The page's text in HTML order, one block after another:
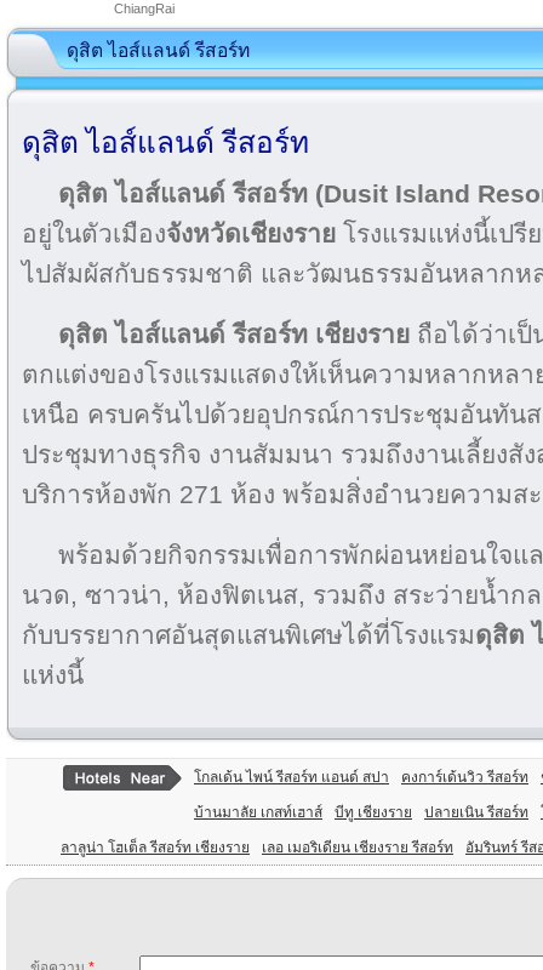
ChiangRai
ดุสิต ไอส์แลนด์ รีสอร์ท
ดุสิต ไอส์แลนด์ รีสอร์ท
ดุสิต ไอส์แลนด์ รีสอร์ท (Dusit Island
อยู่ในตัวเมืองจังหวัดเชียงราย โรงแรมแห่งนี้เป
ไปสัมผัสกับธรรมชาติ และวัฒนธรรมอันหลากห
ดุสิต ไอส์แลนด์ รีสอร์ท เชียงราย ถือได้ว่าเป็
ตกแต่งของโรงแรมแสดงให้เห็นความหลากหล
เหนือ ครบครันไปด้วยอุปกรณ์การประชุมอันทัน
ประชุมทางธุรกิจ งานสัมมนา รวมถึงงานเลี้ยงสั
บริการห้องพัก 271 ห้อง พร้อมสิ่งอำนวยความส
พร้อมด้วยกิจกรรมเพื่อการพักผ่อนหย่อนใจแ
นวด, ซาวน่า, ห้องฟิตเนส, รวมถึง สระว่ายน้ำก
กับบรรยากาศอันสุดแสนพิเศษได้ที่โรงแรมดุสิต
แห่งนี้
โกลเด้น ไพน์ รีสอร์ท แอนด์ สปา คงการ์เด้นวิว รีสอร์ท
บ้านมาลัย เกสท์เฮาส์ บีทู เชียงราย ปลายเนิน รีสอร์ท
ลาลูน่า โฮเต็ล รีสอร์ท เชียงราย เลอ เมอริเดียน เชียงราย รีสอร์ท อัมรินทร์ รีส